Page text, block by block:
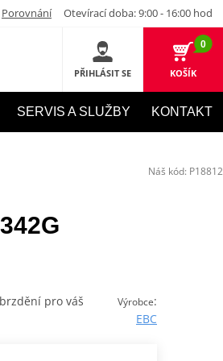
Porovnání Otevírací doba: 9:00 - 16:00 hod
PŘIHLÁSIT SE
0
KOŠÍK
SERVIS A SLUŽBY KONTAKT
Výrobce:
EBC
pro váš
Náš kód: P18812